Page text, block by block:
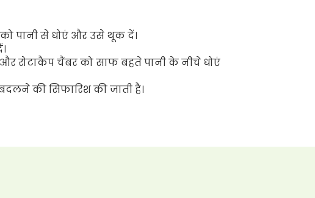
पानी से धोएं और उसे थूक दें।
रोटाकैप चैंबर को साफ बहते पानी के नीचे धोएं
की सिफारिश की जाती है।